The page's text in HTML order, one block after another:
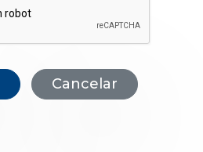
Cancelar